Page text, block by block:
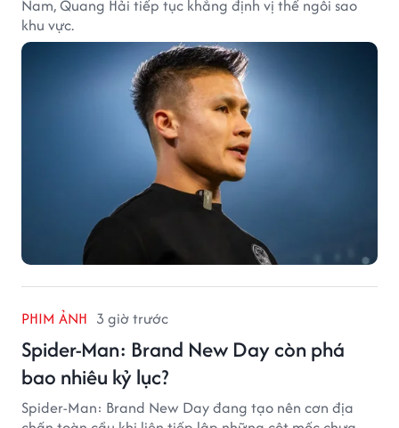
Nam, Quang Hải tiếp tục khẳng định vị thế ngôi sao
khu vực.
PHIM ẢNH 3 giờ trước
Spider-Man: Brand New Day còn phá
bao nhiêu kỷ lục?
Spider-Man: Brand New Day đang tạo nên cơn địa